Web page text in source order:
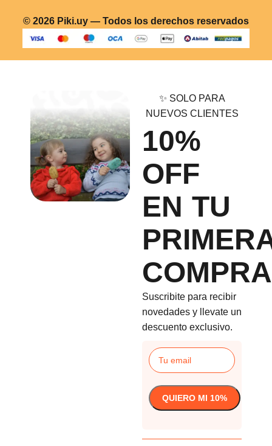
© 2026 Piki.uy — Todos los derechos reservados
✨ SOLO PARA
NUEVOS CLIENTES
10%
OFF
EN TU
COMPRA
Suscribite para recibir
novedades y llevate un
descuento exclusivo.